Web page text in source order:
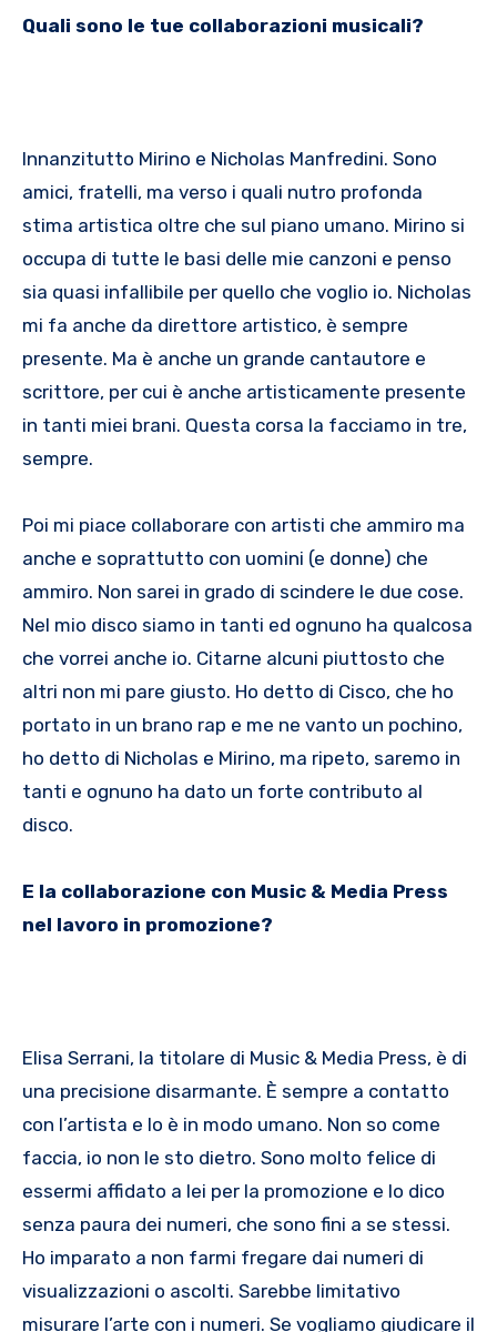
Quali sono le tue collaborazioni musicali?
Innanzitutto Mirino e Nicholas Manfredini. Sono
amici, fratelli, ma verso i quali nutro profonda
stima artistica oltre che sul piano umano. Mirino si
occupa di tutte le basi delle mie canzoni e penso
sia quasi infallibile per quello che voglio io. Nicholas
mi fa anche da direttore artistico, è sempre
presente. Ma è anche un grande cantautore e
scrittore, per cui è anche artisticamente presente
in tanti miei brani. Questa corsa la facciamo in tre,
sempre.
Poi mi piace collaborare con artisti che ammiro ma
anche e soprattutto con uomini (e donne) che
ammiro. Non sarei in grado di scindere le due cose.
Nel mio disco siamo in tanti ed ognuno ha qualcosa
che vorrei anche io. Citarne alcuni piuttosto che
altri non mi pare giusto. Ho detto di Cisco, che ho
portato in un brano rap e me ne vanto un pochino,
ho detto di Nicholas e Mirino, ma ripeto, saremo in
tanti e ognuno ha dato un forte contributo al
disco.
E la collaborazione con Music & Media Press
nel lavoro in promozione?
Elisa Serrani, la titolare di Music & Media Press, è di
una precisione disarmante. È sempre a contatto
con l’artista e lo è in modo umano. Non so come
faccia, io non le sto dietro. Sono molto felice di
essermi affidato a lei per la promozione e lo dico
senza paura dei numeri, che sono fini a se stessi.
Ho imparato a non farmi fregare dai numeri di
visualizzazioni o ascolti. Sarebbe limitativo
misurare l’arte con i numeri. Se vogliamo giudicare il